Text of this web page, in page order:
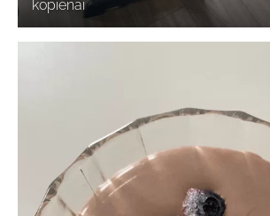
kopienai